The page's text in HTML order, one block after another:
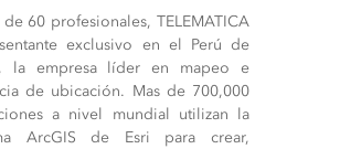
60 profesionales, TELEMATICA
exclusivo en el Perú de
la empresa líder en mapeo e
de ubicación. Mas de 700,000
a nivel mundial utilizan la
ArcGIS de Esri para crear,